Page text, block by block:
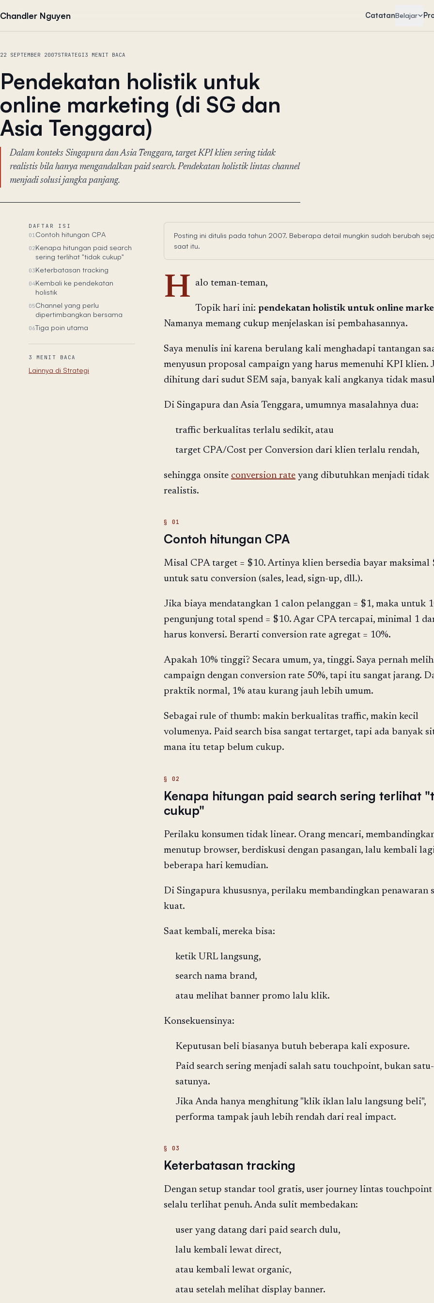
Chandler Nguyen CatatanBelajar
22 SEPTEMBER 2007STRATEGI3 MENIT BACA
Pendekatan holistik untuk
online marketing (di SG dan
Asia Tenggara)
Dalam konteks Singapura dan Asia Tenggara, target KPI klien sering tidak
realistis bila hanya mengandalkan paid search. Pendekatan holistik lintas channel
menjadi solusi jangka panjang.
DAFTAR ISI
01Contoh hitungan CPA
02Kenapa hitungan paid search
sering terlihat "tidak cukup"
03Keterbatasan tracking
04Kembali ke pendekatan
holistik
05Channel yang perlu
dipertimbangkan bersama
06Tiga poin utama
3 MENIT BACA
Lainnya di Strategi
Posting ini ditulis pada tahun 2007. Beberapa detail mungkin sudah berubah
saat itu.
H alo teman-teman,
Topik hari ini: pendekatan holistik untuk online
Namanya memang cukup menjelaskan isi pembahasannya.
Saya menulis ini karena berulang kali menghadapi tantangan
menyusun proposal campaign yang harus memenuhi KPI klien.
dihitung dari sudut SEM saja, banyak kali angkanya tidak
Di Singapura dan Asia Tenggara, umumnya masalahnya dua:
traffic berkualitas terlalu sedikit, atau
target CPA/Cost per Conversion dari klien terlalu rendah,
sehingga onsite conversion rate yang dibutuhkan menjadi tidak
realistis.
Contoh hitungan CPA
Misal CPA target = $10. Artinya klien bersedia bayar maksimal
untuk satu conversion (sales, lead, sign-up, dll.).
Jika biaya mendatangkan 1 calon pelanggan = $1, maka untuk
pengunjung total spend = $10. Agar CPA tercapai, minimal 1
harus konversi. Berarti conversion rate agregat = 10%.
Apakah 10% tinggi? Secara umum, ya, tinggi. Saya pernah
campaign dengan conversion rate 50%, tapi itu sangat jarang.
praktik normal, 1% atau kurang jauh lebih umum.
Sebagai rule of thumb: makin berkualitas traffic, makin kecil
volumenya. Paid search bisa sangat tertarget, tapi ada banyak
mana itu tetap belum cukup.
Kenapa hitungan paid search sering terlihat
cukup"
Perilaku konsumen tidak linear. Orang mencari,
menutup browser, berdiskusi dengan pasangan, lalu kembali
beberapa hari kemudian.
Di Singapura khususnya, perilaku membandingkan penawaran
kuat.
Saat kembali, mereka bisa:
ketik URL langsung,
search nama brand,
atau melihat banner promo lalu klik.
Konsekuensinya:
Keputusan beli biasanya butuh beberapa kali exposure.
Paid search sering menjadi salah satu touchpoint, bukan satu-
satunya.
Jika Anda hanya menghitung "klik iklan lalu langsung beli",
performa tampak jauh lebih rendah dari real impact.
Keterbatasan tracking
Dengan setup standar tool gratis, user journey lintas
selalu terlihat penuh. Anda sulit membedakan:
user yang datang dari paid search dulu,
lalu kembali lewat direct,
atau kembali lewat organic,
atau setelah melihat display banner.